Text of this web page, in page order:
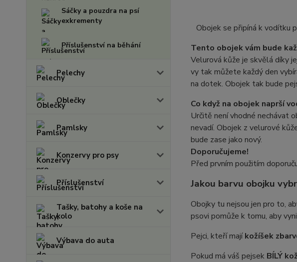
Sáčky a pouzdra na psí
exkrementy
Příslušenství na běhání
Pelechy
Oblečky
Pamlsky
Konzervy pro psy
Příslušenství
Tašky, batohy a koše na
kolo
Výbava do auta
Obojek se připíná k vodítku
Tento obojek vám bude
Velurová kůže je skvělá díky
vy tak můžete každý den
na dotek. Obojek tak bude
Co když na obojek naprší
Určitě není vhodné nechávat
nevadí. Obojek z velurové
bude zase jako nový.
Doporučujeme!
Před prvním použitím
Jakou barvu obojku
Obojky tu nejsou jen pro to,
psovi pomůže k tomu, aby
Pejci, kteří majíkožíšek
Pokud má váš pejsek BÍLÝ